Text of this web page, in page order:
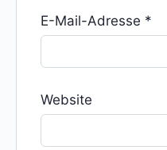
E-Mail-Adresse *
Website